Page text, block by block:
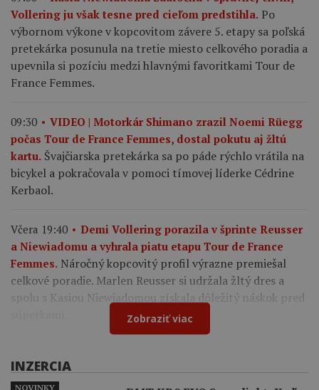
Vollering ju však tesne pred cieľom predstihla. Po
výbornom výkone v kopcovitom závere 5. etapy sa poľská
pretekárka posunula na tretie miesto celkového poradia a
upevnila si pozíciu medzi hlavnými favoritkami Tour de
France Femmes.
09:30
VIDEO | Motorkár Shimano zrazil Noemi Rüegg
počas Tour de France Femmes, dostal pokutu aj žltú
kartu. Švajčiarska pretekárka sa po páde rýchlo vrátila na
bicykel a pokračovala v pomoci tímovej líderke Cédrine
Kerbaol.
Včera 19:40
Demi Vollering porazila v šprinte Reusser
a Niewiadomu a vyhrala piatu etapu Tour de France
Femmes. Náročný kopcovitý profil výrazne premiešal
celkové poradie. Marlen Reusser si udržala žltý dres a
spolu s Kasiou Niewiadomou získala dôležitý náskok pred
Zobraziť viac
INZERCIA
NOVINKY